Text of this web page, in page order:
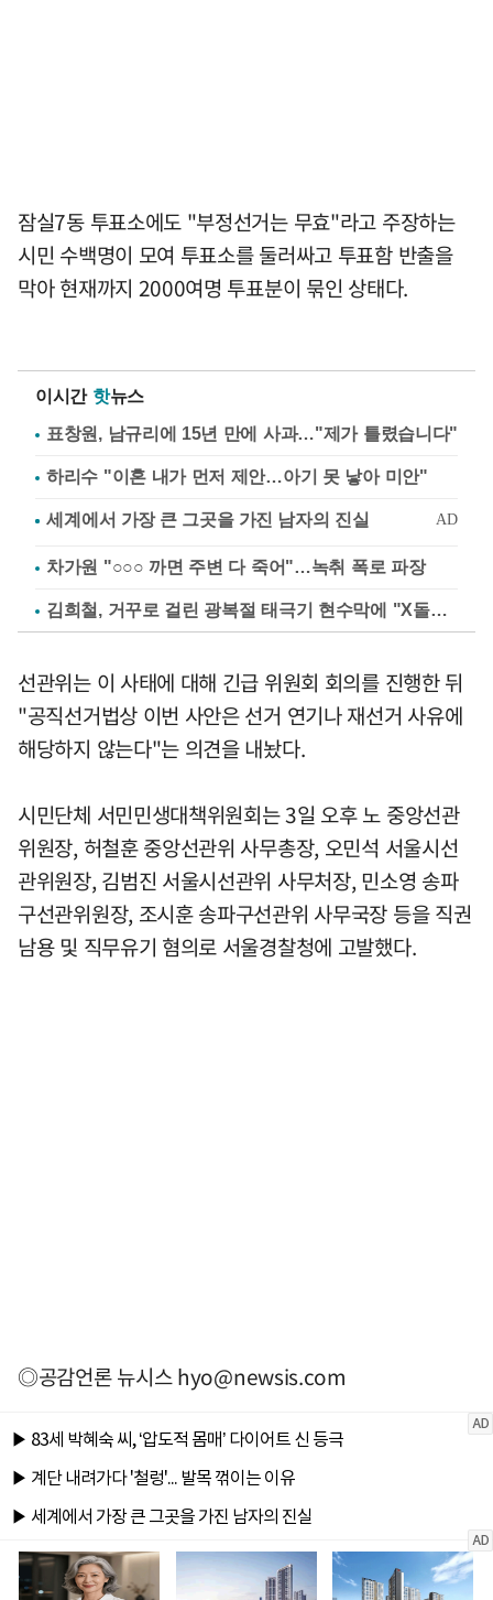
잠실7동 투표소에도 "부정선거는 무효"라고 주장하는
시민 수백명이 모여 투표소를 둘러싸고 투표함 반출을
막아 현재까지 2000여명 투표분이 묶인 상태다.
이시간 핫뉴스
표창원, 남규리에 15년 만에 사과…"제가 틀렸습니다"
하리수 "이혼 내가 먼저 제안…아기 못 낳아 미안"
차가원 "○○○ 까면 주변 다 죽어"…녹취 폭로 파장
김희철, 거꾸로 걸린 광복절 태극기 현수막에 "X돌았네"
선관위는 이 사태에 대해 긴급 위원회 회의를 진행한 뒤
"공직선거법상 이번 사안은 선거 연기나 재선거 사유에
해당하지 않는다"는 의견을 내놨다.
시민단체 서민민생대책위원회는 3일 오후 노 중앙선관
위원장, 허철훈 중앙선관위 사무총장, 오민석 서울시선
관위원장, 김범진 서울시선관위 사무처장, 민소영 송파
구선관위원장, 조시훈 송파구선관위 사무국장 등을 직권
남용 및 직무유기 혐의로 서울경찰청에 고발했다.
◎공감언론 뉴시스hyo@newsis.com